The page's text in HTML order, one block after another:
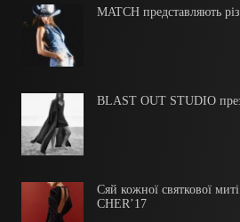
MATCH представляють
BLAST OUT STUDIO
Сяй кожної святкової
CHER’17